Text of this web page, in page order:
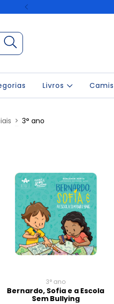
Livros
> 3° ano
3° ano
Bernardo, Sofia e a Escola
Sem Bullying